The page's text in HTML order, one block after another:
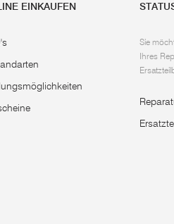
EINKAUFEN
Sie
Ihres